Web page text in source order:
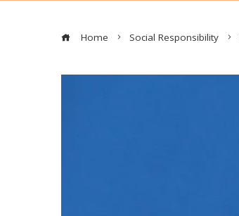
Home Social Responsibility